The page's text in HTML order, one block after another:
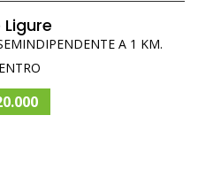
Ligure
A 1 KM.